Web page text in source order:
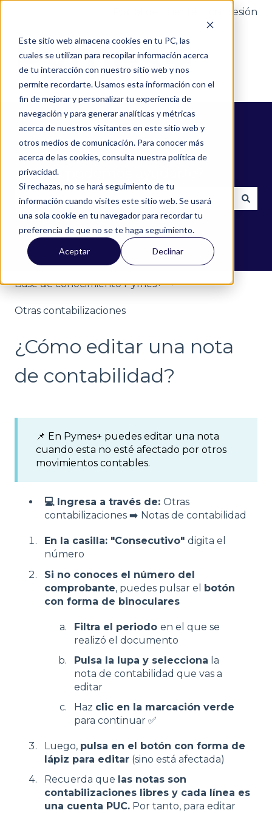
Este sitio web almacena cookies en tu PC, las
cuales se utilizan para recopilar información acerca
de tu interacción con nuestro sitio web y nos
permite recordarte. Usamos esta información con el
fin de mejorar y personalizar tu experiencia de
navegación y para generar analíticas y métricas
acerca de nuestros visitantes en este sitio web y
otros medios de comunicación. Para conocer más
acerca de las cookies, consulta nuestra política de
privacidad.
Si rechazas, no se hará seguimiento de tu
información cuando visites este sitio web. Se usará
una sola cookie en tu navegador para recordar tu
preferencia de que no se te haga seguimiento.
Aceptar Declinar
Iniciar sesión
¿Cómo podemos ayudarte?
No hay sugerencias porque el campo de
Base de conocimiento Pymes+
Otras contabilizaciones
¿Cómo editar una nota
de contabilidad?
📌 En Pymes+ puedes editar una nota
cuando esta no esté afectado por otros
movimientos contables.
💻 Ingresa a través de: Otras
contabilizaciones ➡️ Notas de contabilidad
En la casilla: "Consecutivo" digita el
número
Si no conoces el número del
comprobante, puedes pulsar el botón
con forma de binoculares
Filtra el periodo en el que se
realizó el documento
Pulsa la lupa y selecciona la
nota de contabilidad que vas a
editar
Haz clic en la marcación verde
para continuar ✅
Luego, pulsa en el botón con forma de
lápiz para editar (sino está afectada)
Recuerda que las notas son
contabilizaciones libres y cada línea es
una cuenta PUC. Por tanto, para editar